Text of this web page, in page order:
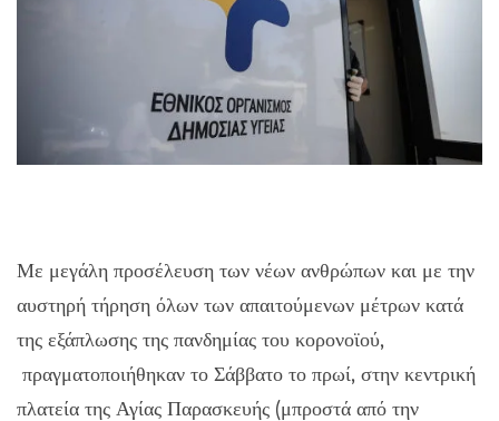
Με μεγάλη προσέλευση των νέων ανθρώπων και με την
αυστηρή τήρηση όλων των απαιτούμενων μέτρων κατά
της εξάπλωσης της πανδημίας του κορονοϊού,
πραγματοποιήθηκαν το Σάββατο το πρωί, στην κεντρική
πλατεία της Αγίας Παρασκευής (μπροστά από την